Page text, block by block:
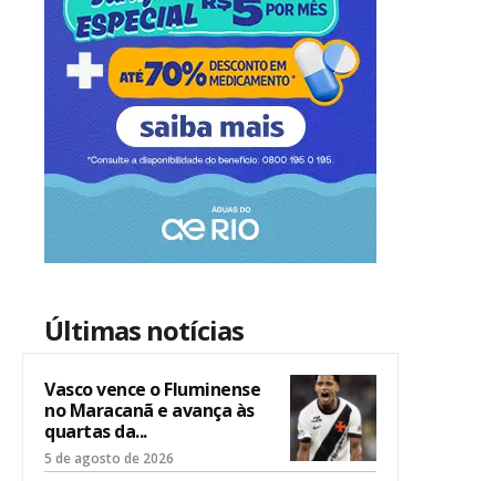
Últimas notícias
Vasco vence o Fluminense
no Maracanã e avança às
quartas da...
5 de agosto de 2026